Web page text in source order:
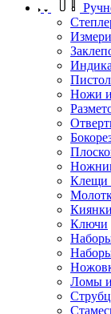
Ножи и
Клещи
Киянки
Ключи
Ломы и